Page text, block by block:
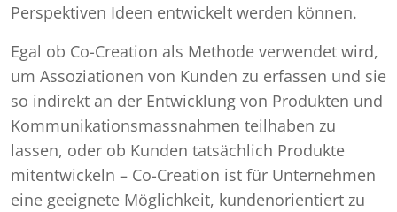
Perspektiven Ideen entwickelt werden können.
Egal ob Co-Creation als Methode verwendet wird,
um Assoziationen von Kunden zu erfassen und sie
so indirekt an der Entwicklung von Produkten und
Kommunikationsmassnahmen teilhaben zu
lassen, oder ob Kunden tatsächlich Produkte
mitentwickeln – Co-Creation ist für Unternehmen
eine geeignete Möglichkeit, kundenorientiert zu